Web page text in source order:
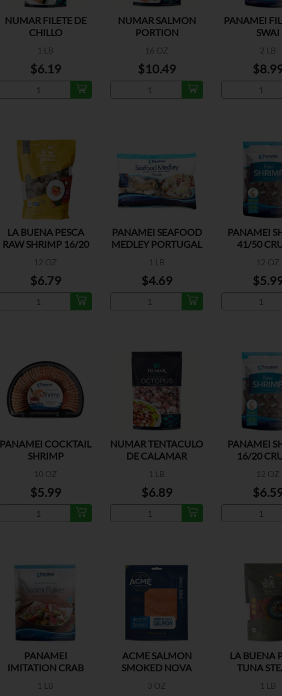
NUMAR FILETE DE
CHILLO
1 LB
$6.19
NUMAR SALMON
PORTION
16 OZ
$10.49
PANAMEI
SWAI
2 LB
LA BUENA PESCA
RAW SHRIMP 16/20
12 OZ
$6.79
PANAMEI SEAFOOD
MEDLEY PORTUGAL
1 LB
$4.69
PANAMEI
41/50
12 OZ
PANAMEI COCKTAIL
SHRIMP
10 OZ
$5.99
NUMAR TENTACULO
DE CALAMAR
1 LB
$6.89
PANAMEI
16/20
12 OZ
PANAMEI
IMITATION CRAB
1 LB
ACME SALMON
SMOKED NOVA
3 OZ
LA BUENA
TUNA
1 LB